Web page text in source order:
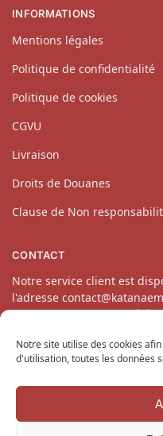
Notre site utilise des cookies
d'utilisation, toutes les données
INFORMATIONS
Mentions légales
Politique de confidentialité
Politique de cookies
CGVU
Livraison
Droits de Douanes
Clause de Non
CONTACT
Notre service client est
l'adresse
page contact ou par
Copyright © 2024
Tous droits réservés.